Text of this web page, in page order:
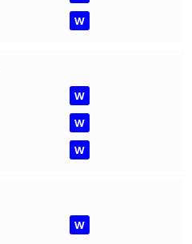
W
W
W
W
W